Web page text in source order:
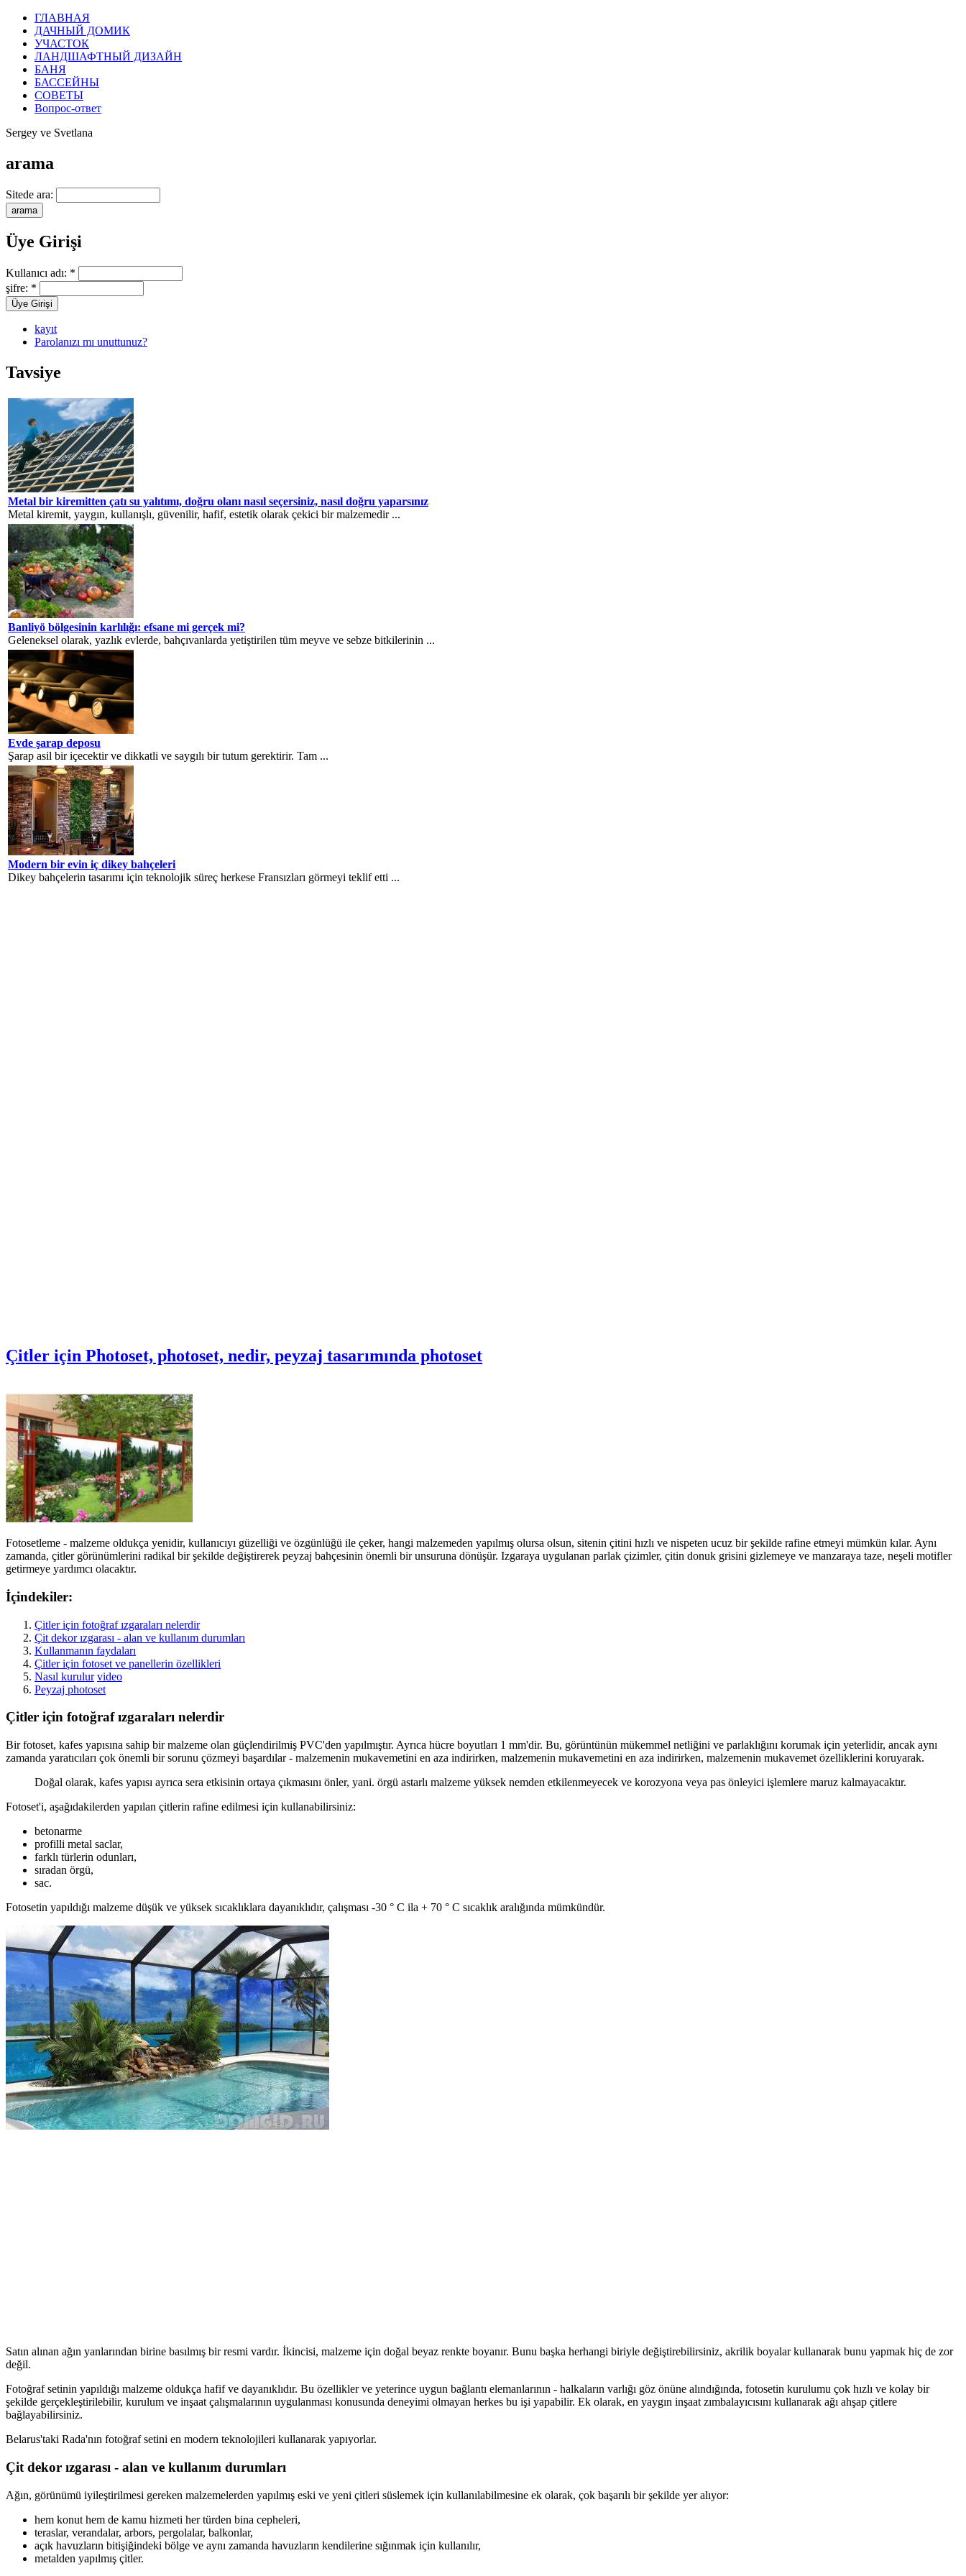
ГЛАВНАЯ
ДАЧНЫЙ ДОМИК
УЧАСТОК
ЛАНДШАФТНЫЙ ДИЗАЙН
БАНЯ
БАССЕЙНЫ
СОВЕТЫ
Вопрос-ответ
Sergey ve Svetlana
arama
Sitede ara:
Üye Girişi
Kullanıcı adı: *
şifre: *
kayıt
Parolanızı mı unuttunuz?
Tavsiye
Metal bir kiremitten çatı su yalıtımı, doğru olanı nasıl seçersiniz, nasıl doğru yaparsınız
Metal kiremit, yaygın, kullanışlı, güvenilir, hafif, estetik olarak çekici bir malzemedir ...
Banliyö bölgesinin karlılığı: efsane mi gerçek mi?
Geleneksel olarak, yazlık evlerde, bahçıvanlarda yetiştirilen tüm meyve ve sebze bitkilerinin ...
Evde şarap deposu
Şarap asil bir içecektir ve dikkatli ve saygılı bir tutum gerektirir. Tam ...
Modern bir evin iç dikey bahçeleri
Dikey bahçelerin tasarımı için teknolojik süreç herkese Fransızları görmeyi teklif etti ...
Çitler için Photoset, photoset, nedir, peyzaj tasarımında photoset
Fotosetleme - malzeme oldukça yenidir, kullanıcıyı güzelliği ve özgünlüğü ile çeker, hangi malzemeden yapılmış olursa olsun, sitenin çitini hızlı ve nispeten ucuz bir şekilde rafine etmeyi mümkün kılar. Aynı
zamanda, çitler görünümlerini radikal bir şekilde değiştirerek peyzaj bahçesinin önemli bir unsuruna dönüşür. Izgaraya uygulanan parlak çizimler, çitin donuk grisini gizlemeye ve manzaraya taze, neşeli motifler
getirmeye yardımcı olacaktır.
İçindekiler:
Çitler için fotoğraf ızgaraları nelerdir
Çit dekor ızgarası - alan ve kullanım durumları
Kullanmanın faydaları
Çitler için fotoset ve panellerin özellikleri
Nasıl kurulur video
Peyzaj photoset
Çitler için fotoğraf ızgaraları nelerdir
Bir fotoset, kafes yapısına sahip bir malzeme olan güçlendirilmiş PVC'den yapılmıştır. Ayrıca hücre boyutları 1 mm'dir. Bu, görüntünün mükemmel netliğini ve parlaklığını korumak için yeterlidir, ancak aynı
zamanda yaratıcıları çok önemli bir sorunu çözmeyi başardılar - malzemenin mukavemetini en aza indirirken, malzemenin mukavemetini en aza indirirken, malzemenin mukavemet özelliklerini koruyarak.
Doğal olarak, kafes yapısı ayrıca sera etkisinin ortaya çıkmasını önler, yani. örgü astarlı malzeme yüksek nemden etkilenmeyecek ve korozyona veya pas önleyici işlemlere maruz kalmayacaktır.
Fotoset'i, aşağıdakilerden yapılan çitlerin rafine edilmesi için kullanabilirsiniz:
betonarme
profilli metal saclar,
farklı türlerin odunları,
sıradan örgü,
sac.
Fotosetin yapıldığı malzeme düşük ve yüksek sıcaklıklara dayanıklıdır, çalışması -30 ° C ila + 70 ° C sıcaklık aralığında mümkündür.
Satın alınan ağın yanlarından birine basılmış bir resmi vardır. İkincisi, malzeme için doğal beyaz renkte boyanır. Bunu başka herhangi biriyle değiştirebilirsiniz, akrilik boyalar kullanarak bunu yapmak hiç de zor
değil.
Fotoğraf setinin yapıldığı malzeme oldukça hafif ve dayanıklıdır. Bu özellikler ve yeterince uygun bağlantı elemanlarının - halkaların varlığı göz önüne alındığında, fotosetin kurulumu çok hızlı ve kolay bir
şekilde gerçekleştirilebilir, kurulum ve inşaat çalışmalarının uygulanması konusunda deneyimi olmayan herkes bu işi yapabilir. Ek olarak, en yaygın inşaat zımbalayıcısını kullanarak ağı ahşap çitlere
bağlayabilirsiniz.
Belarus'taki Rada'nın fotoğraf setini en modern teknolojileri kullanarak yapıyorlar.
Çit dekor ızgarası - alan ve kullanım durumları
Ağın, görünümü iyileştirilmesi gereken malzemelerden yapılmış eski ve yeni çitleri süslemek için kullanılabilmesine ek olarak, çok başarılı bir şekilde yer alıyor:
hem konut hem de kamu hizmeti her türden bina cepheleri,
teraslar, verandalar, arbors, pergolalar, balkonlar,
açık havuzların bitişiğindeki bölge ve aynı zamanda havuzların kendilerine sığınmak için kullanılır,
metalden yapılmış çitler.